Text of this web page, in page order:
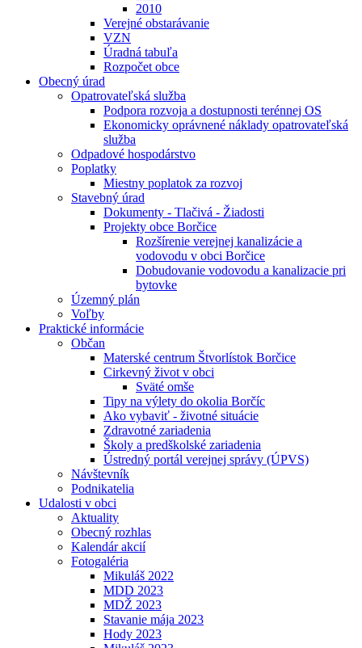
2010
Verejné obstarávanie
VZN
Úradná tabuľa
Rozpočet obce
Obecný úrad
Opatrovateľská služba
Podpora rozvoja a dostupnosti terénnej OS
Ekonomicky oprávnené náklady opatrovateľská
služba
Odpadové hospodárstvo
Poplatky
Miestny poplatok za rozvoj
Stavebný úrad
Dokumenty - Tlačivá - Žiadosti
Projekty obce Borčice
Rozšírenie verejnej kanalizácie a
vodovodu v obci Borčice
Dobudovanie vodovodu a kanalizacie pri
bytovke
Územný plán
Voľby
Praktické informácie
Občan
Materské centrum Štvorlístok Borčice
Cirkevný život v obci
Sväté omše
Tipy na výlety do okolia Borčíc
Ako vybaviť - životné situácie
Zdravotné zariadenia
Školy a predškolské zariadenia
Ústredný portál verejnej správy (ÚPVS)
Návštevník
Podnikatelia
Udalosti v obci
Aktuality
Obecný rozhlas
Kalendár akcií
Fotogaléria
Mikuláš 2022
MDD 2023
MDŽ 2023
Stavanie mája 2023
Hody 2023